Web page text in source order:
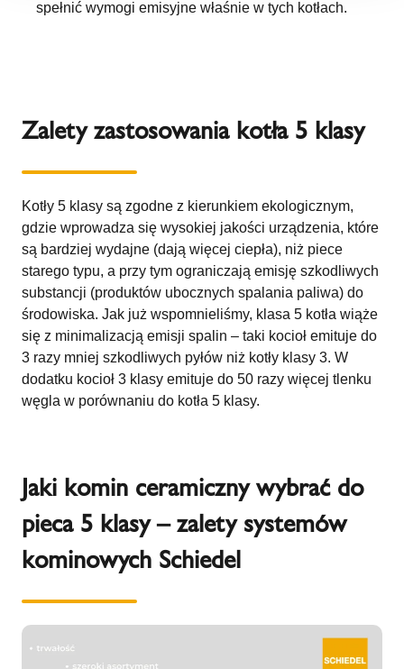
spełnić wymogi emisyjne właśnie w tych kotłach.
Zalety zastosowania kotła 5 klasy
Kotły 5 klasy są zgodne z kierunkiem ekologicznym,
gdzie wprowadza się wysokiej jakości urządzenia, które
są bardziej wydajne (dają więcej ciepła), niż piece
starego typu, a przy tym ograniczają emisję szkodliwych
substancji (produktów ubocznych spalania paliwa) do
środowiska. Jak już wspomnieliśmy, klasa 5 kotła wiąże
się z minimalizacją emisji spalin – taki kocioł emituje do
3 razy mniej szkodliwych pyłów niż kotły klasy 3. W
dodatku kocioł 3 klasy emituje do 50 razy więcej tlenku
węgla w porównaniu do kotła 5 klasy.
Jaki komin ceramiczny wybrać do
pieca 5 klasy – zalety systemów
kominowych Schiedel